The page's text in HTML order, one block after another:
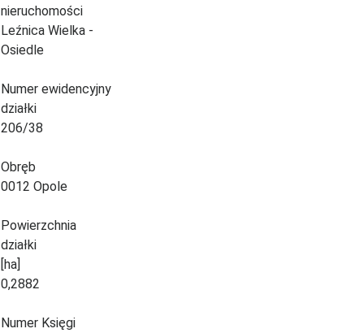
nieruchomości
Leźnica Wielka -
Osiedle
Numer ewidencyjny
działki
206/38
Obręb
0012 Opole
Powierzchnia
działki
[ha]
0,2882
Numer Księgi